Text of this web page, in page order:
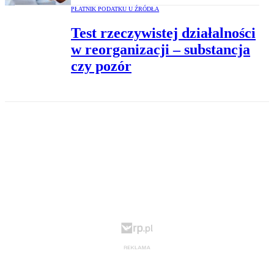
PŁATNIK PODATKU U ŹRÓDŁA
Test rzeczywistej działalności
w reorganizacji – substancja
czy pozór